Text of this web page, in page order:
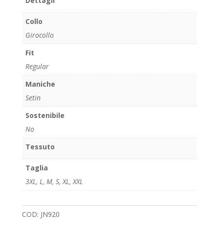
Collo
Girocollo
Fit
Regular
Maniche
Setin
Sostenibile
No
Tessuto
Taglia
3XL , L , M, S, XL , XXL
COD: JN920